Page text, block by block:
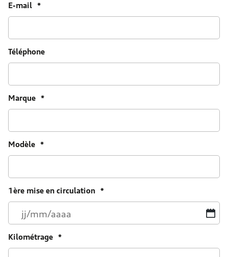
E-mail *
Téléphone
Marque *
Modèle *
1ère mise en circulation *
JJ
Kilométrage *